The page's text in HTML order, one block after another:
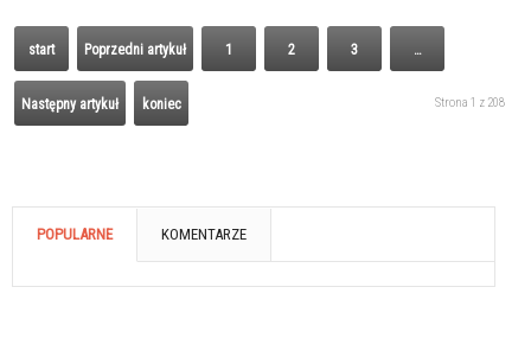
start Poprzedni artykuł 1 2 3 …
Następny artykuł koniec Strona 1 z 208
POPULARNE KOMENTARZE